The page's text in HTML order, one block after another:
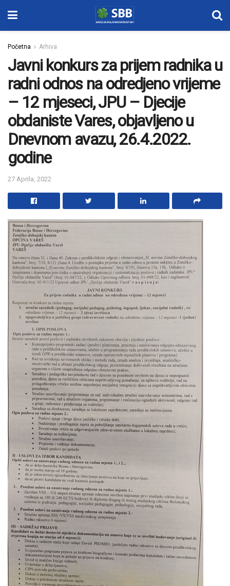
Početna Arhiva
Javni konkurs za prijem radnika u
radni odnos na odredjeno vrijeme
– 12 mjeseci, JPU – Djecije
obdaniste Vares, objavljeno u
Dnevnom avazu, 26.4.2022.
godine
27 Aprila, 2022